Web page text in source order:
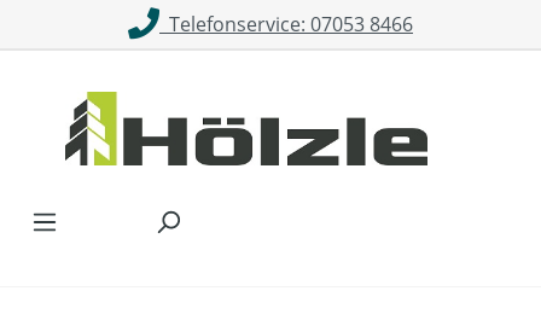
Zum Hauptinhalt springenTelefonservice: 07053 8466